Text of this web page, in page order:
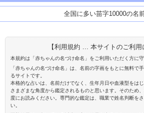
全国に多い苗字10000の名
【利用規約 … 本サイトのご利用
本規約は「赤ちゃんの名づけ命名」をご利用いただく方に
「赤ちゃんの名づけ命名」は、名前の字画をもとに無料で
るサイトです。
本格的な占いは、名前だけでなく、生年月日や血液型をは
さまざまな角度から鑑定されるものと思います。そのため
度にお読みください。専門的な鑑定は、職業で姓名判断を
い。